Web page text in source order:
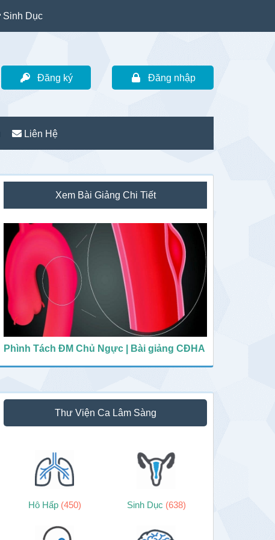
Sinh Dục
Đăng ký Đăng nhập
Liên Hệ
Sidebar
chính
Xem Bài Giảng Chi Tiết
Phình Tách ĐM Chủ Ngực | Bài giảng CĐHA
Thư Viện Ca Lâm Sàng
Hô Hấp (450) Sinh Dục (638)